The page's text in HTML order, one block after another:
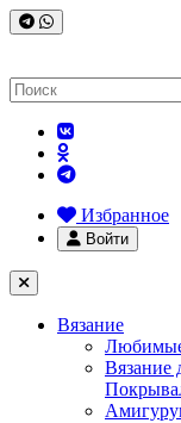
Избранное
Войти
Вязание
Вязание